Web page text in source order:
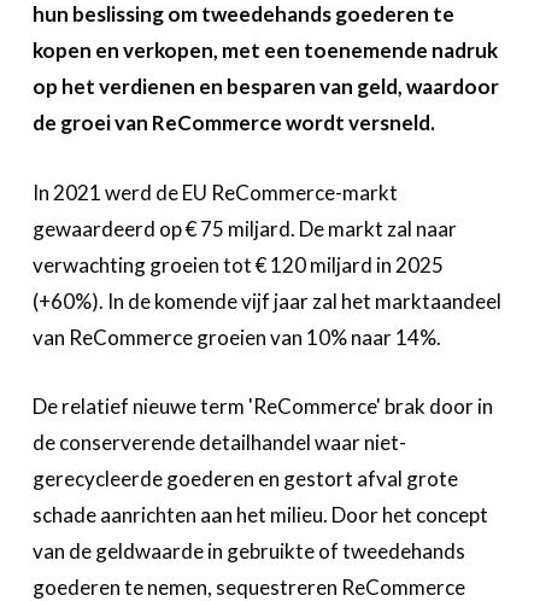
hun beslissing om tweedehands goederen te
kopen en verkopen, met een toenemende nadruk
op het verdienen en besparen van geld, waardoor
de groei van ReCommerce wordt versneld.
In 2021 werd de EU ReCommerce-markt
gewaardeerd op € 75 miljard. De markt zal naar
verwachting groeien tot € 120 miljard in 2025
(+60%). In de komende vijf jaar zal het marktaandeel
van ReCommerce groeien van 10% naar 14%.
De relatief nieuwe term 'ReCommerce' brak door in
de conserverende detailhandel waar niet-
gerecycleerde goederen en gestort afval grote
schade aanrichten aan het milieu. Door het concept
van de geldwaarde in gebruikte of tweedehands
goederen te nemen, sequestreren ReCommerce